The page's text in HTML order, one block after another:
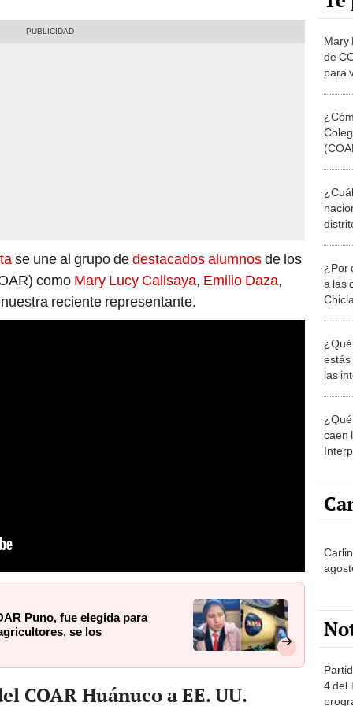
se une al grupo dedestacados alumnosde los
como Mary Lucy Calisaya, Emilio Daza,
reciente representante.
Puno, fue elegida para
se los
COAR Huánuco a EE. UU.
Mary
de
para
¿Por
a las
estás
las
caen
4 del